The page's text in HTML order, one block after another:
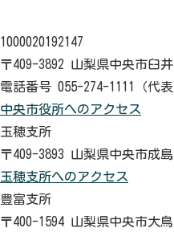
1000020192147
〒409-3892 山梨県中央市臼井
電話番号 055-274-1111（代表
中央市役所へのアクセス
玉穂支所
〒409-3893 山梨県中央市成島
玉穂支所へのアクセス
豊富支所
〒400-1594 山梨県中央市大